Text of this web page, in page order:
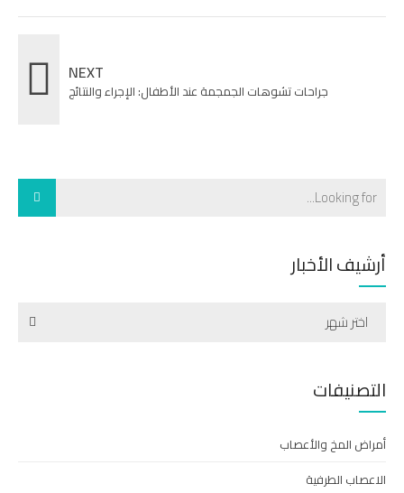
NEXT
جراحات تشوهات الجمجمة عند الأطفال: الإجراء والنتائج
أرشيف الأخبار
اختر شهر
التصنيفات
أمراض المخ والأعصاب
الاعصاب الطرفية